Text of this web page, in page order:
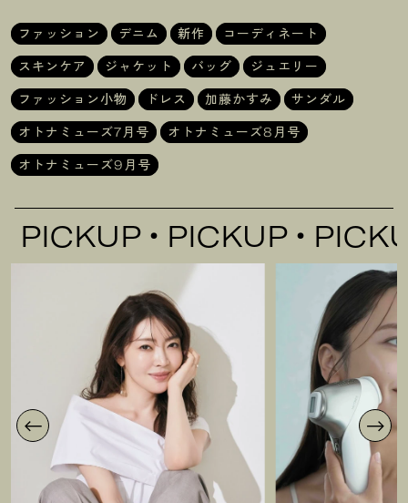
ファッション デニム 新作
コーディネート
スキンケア
ジャケット バッグ
ジュエリー
ファッション小物
ドレス 加藤かすみ
サンダル
オトナミューズ7月号
オトナミューズ8月号
オトナミューズ9月号
PICKUP PICKUP